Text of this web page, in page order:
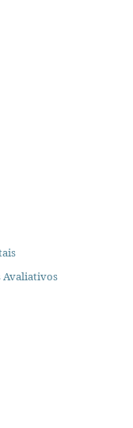
Avaliativos